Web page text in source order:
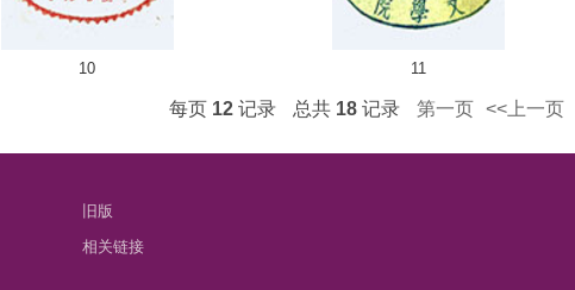
10 11
每页 12 记录 总共 18 记录 第一页 <<上一页
旧版
相关链接